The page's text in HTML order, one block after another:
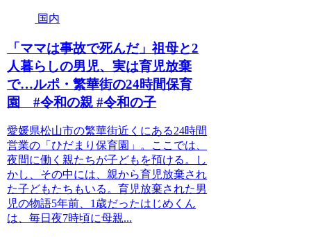
国内
「ママは事故で死んだ」祖母と2
人暮らしの男児、実は育児放棄
で…ルポ・繁華街の24時間保育
園 #令和の親 #令和の子
愛媛県松山市の繁華街近くにある24時間
営業の「ひだまり保育園」。ここでは、
夜間に働く親たちが子どもを預ける。し
かし、その中には、親から育児放棄され
た子どもたちもいる。育児放棄された男
児の物語5年前、1歳だったはじめくん
は、毎日夜7時頃に母親...